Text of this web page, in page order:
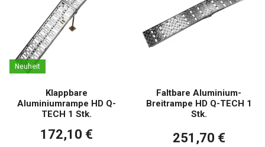
Neuheit
Klappbare
Aluminiumrampe HD Q-
TECH 1 Stk.
172,10 €
Faltbare Aluminium-
Breitrampe HD Q-TECH 1
Stk.
251,70 €